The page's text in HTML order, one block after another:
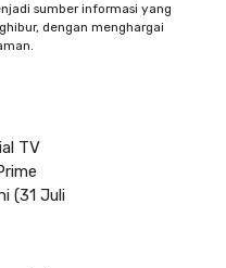
sumber informasi yang
dengan menghargai
TV
(31 Juli